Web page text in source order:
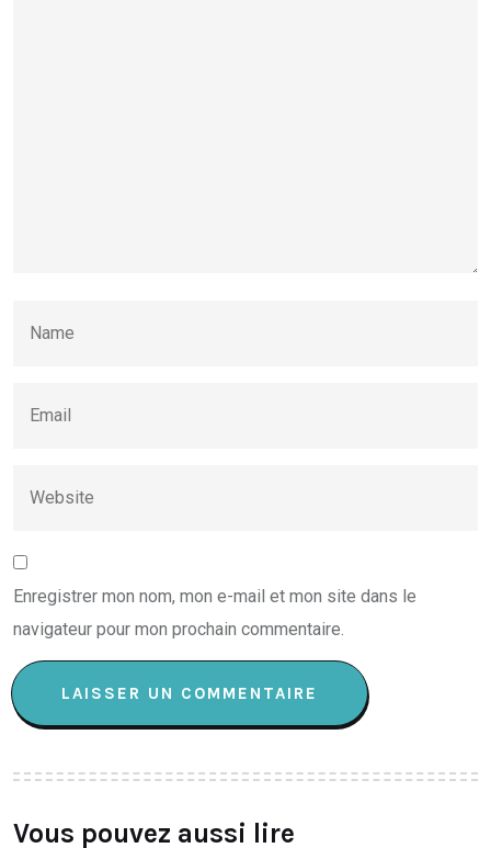
Enregistrer mon nom, mon e-mail et mon site dans le
navigateur pour mon prochain commentaire.
Vous pouvez aussi lire